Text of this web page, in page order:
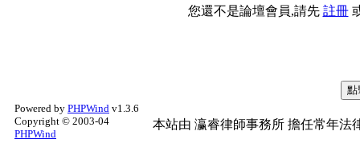
您還不是論壇會員,請先 註冊
Powered by PHPWind v1.3.6
Copyright © 2003-04
PHPWind
本站由 瀛睿律師事務所 擔任常年法